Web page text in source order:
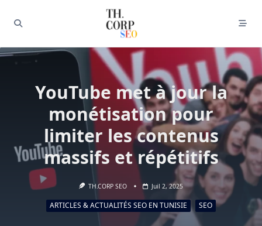
YouTube met à jour la
monétisation pour
limiter les contenus
massifs et répétitifs
TH.CORP SEO Juil 2, 2025
ARTICLES & ACTUALITÉS SEO EN TUNISIE SEO